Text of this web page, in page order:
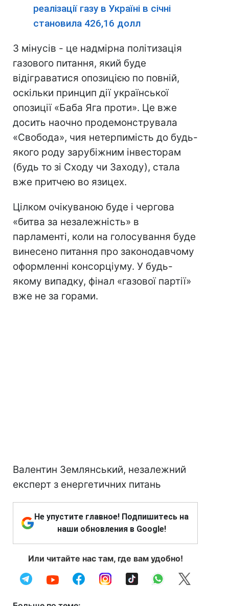
реалізації газу в Україні в січні
становила 426,16 долл
З мінусів - це надмірна політизація
газового питання, який буде
відіграватися опозицією по повній,
оскільки принцип дії української
опозиції «Баба Яга проти». Це вже
досить наочно продемонструвала
«Свобода», чия нетерпимість до будь-
якого роду зарубіжним інвесторам
(будь то зі Сходу чи Заходу), стала
вже притчею во язицех.
Цілком очікуваною буде і чергова
«битва за незалежність» в
парламенті, коли на голосування буде
винесено питання про законодавчому
оформленні консорціуму. У будь-
якому випадку, фінал «газової партії»
вже не за горами.
Валентин Землянський, незалежний
експерт з енергетичних питань
Не упустите главное! Подпишитесь на
наши обновления в Google!
Или читайте нас там, где вам удобно!